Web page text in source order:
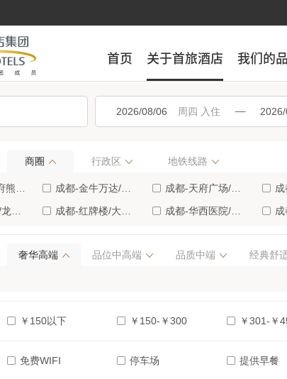
首页 关于首旅酒店 我们的
首页 关于首旅酒店 我们的
入住
商圈 行政区 地铁线路
街(8) 成都-金牛万达/成都动物园(6) 成都-天府广场/成都博物馆(6) 成
(5)
成都-红牌楼/大悦城商业区(4) 成都-华西医院/省体育馆商业区(4) 成都
成都-熊猫基地/西部战区总医院(2) 成都-海滨城/双流体育中心(1) 成
奢华高端 品位中高端 品质中端 经典舒
￥150以下 ￥150-￥300 ￥301-￥
免费WIFI 停车场 提供早餐